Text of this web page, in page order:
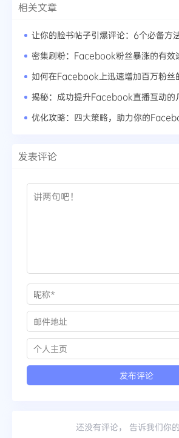
相关文章
让你的脸书帖子引爆评论：6个必备方
密集刷粉：Facebook粉丝暴涨的有效
如何在Facebook上迅速增加百万粉丝
揭秘：成功提升Facebook直播互动的
发表评论
还没有评论， 告诉我们你